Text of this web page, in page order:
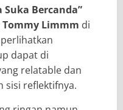
Suka Bercanda”
Tommy Limmm di
dapat di
relatable dan
sisi reflektifnya.